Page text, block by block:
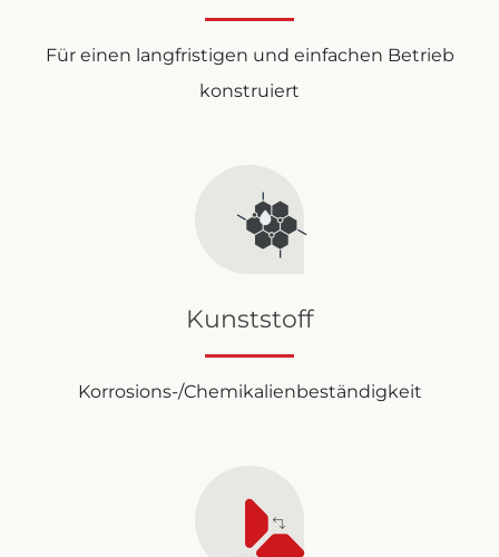
Für einen langfristigen und einfachen Betrieb
konstruiert
Kunststoff
Korrosions-/Chemikalienbeständigkeit